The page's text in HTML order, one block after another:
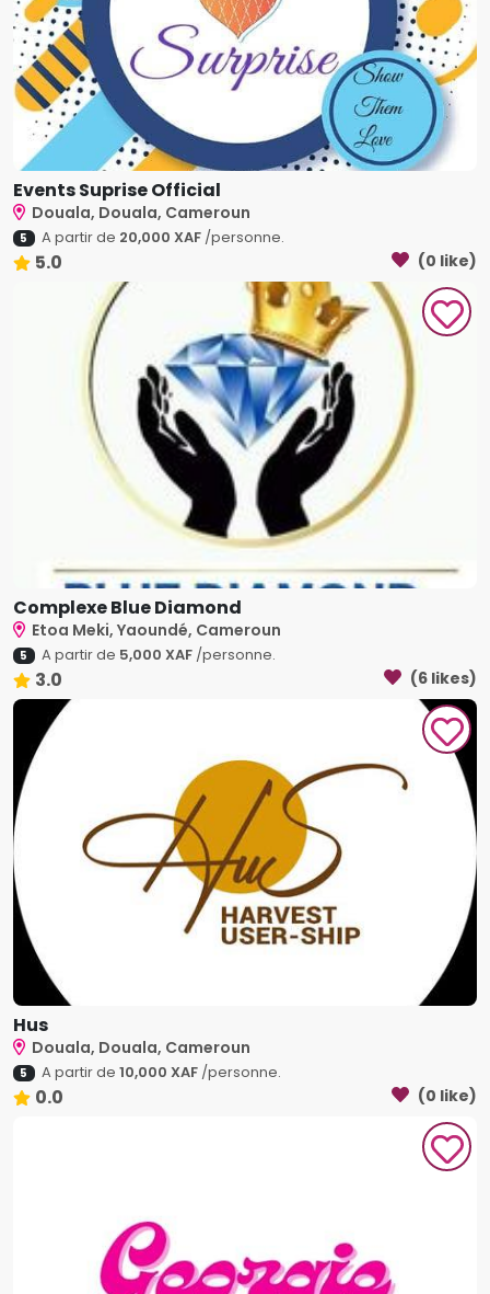
Events Suprise Official
Douala, Douala, Cameroun
5 A partir de 20,000 XAF/personne.
5.0 (0 like)
Complexe Blue Diamond
Etoa Meki, Yaoundé, Cameroun
5 A partir de 5,000 XAF/personne.
3.0 (6 likes)
Hus
Douala, Douala, Cameroun
5 A partir de 10,000 XAF/personne.
0.0 (0 like)